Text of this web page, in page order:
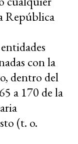
República
con la
dentro del
a 170 de la
(t. o.